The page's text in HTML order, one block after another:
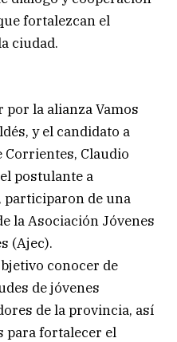
fortalezcan el
ciudad.
la alianza Vamos
y el candidato a
Corrientes, Claudio
postulante a
participaron de una
la Asociación Jóvenes
(Ajec).
conocer de
de jóvenes
de la provincia, así
para fortalecer el